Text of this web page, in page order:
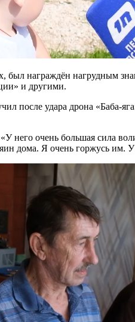
награждён нагрудным
и другими.
после удара дрона «Баба-
него очень большая сила
дома. Я очень горжусь им.